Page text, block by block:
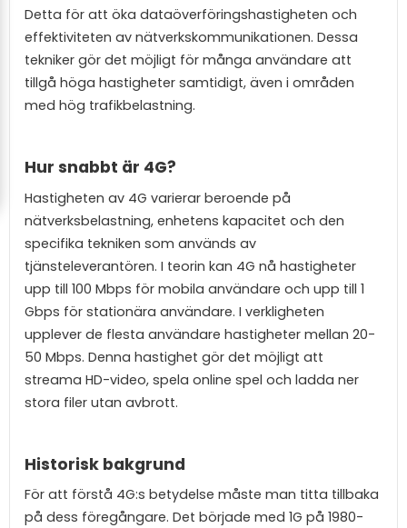
Detta för att öka dataöverföringshastigheten och
effektiviteten av nätverkskommunikationen. Dessa
tekniker gör det möjligt för många användare att
tillgå höga hastigheter samtidigt, även i områden
med hög trafikbelastning.
Hur snabbt är 4G?
Hastigheten av 4G varierar beroende på
nätverksbelastning, enhetens kapacitet och den
specifika tekniken som används av
tjänsteleverantören. I teorin kan 4G nå hastigheter
upp till 100 Mbps för mobila användare och upp till 1
Gbps för stationära användare. I verkligheten
upplever de flesta användare hastigheter mellan 20-
50 Mbps. Denna hastighet gör det möjligt att
streama HD-video, spela online spel och ladda ner
stora filer utan avbrott.
Historisk bakgrund
För att förstå 4G:s betydelse måste man titta tillbaka
på dess föregångare. Det började med 1G på 1980-